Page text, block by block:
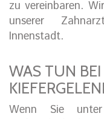
zu vereinbaren.
unserer
Innenstadt.
WAS TUN BEI
Wenn Sie